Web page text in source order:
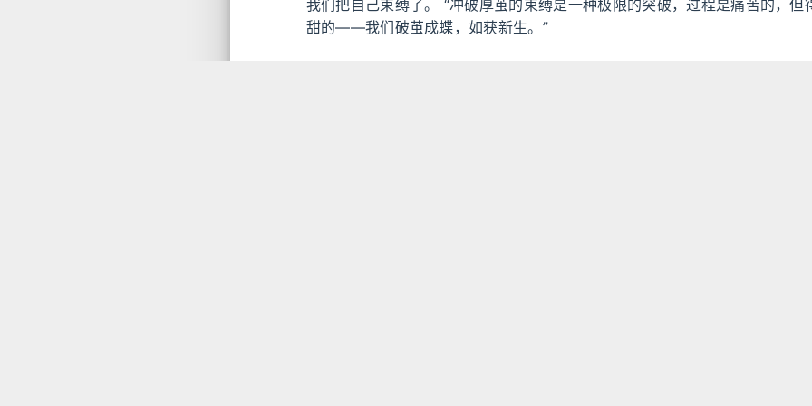
我们把自己束缚了。 “冲破厚茧的束缚是一种极限的突破，过程是痛苦的，但
甜的——我们破茧成蝶，如获新生。”